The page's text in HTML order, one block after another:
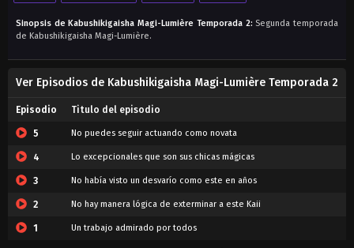
Sinopsis de Kabushikigaisha Magi-Lumière Temporada 2: Segunda temporada
de Kabushikigaisha Magi-Lumière.
Ver Episodios de Kabushikigaisha Magi-Lumière Temporada 2
Episodio Titulo del episodio
5 No puedes seguir actuando como novata
4 Lo excepcionales que son sus chicas mágicas
3 No había visto un desvarío como este en años
2 No hay manera lógica de exterminar a este Kaii
1 Un trabajo admirado por todos